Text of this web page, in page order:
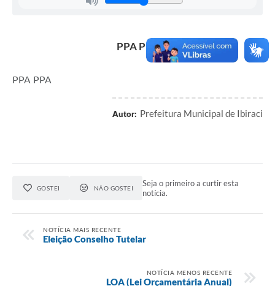
PPA PPA
PPA PPA
Autor: Prefeitura Municipal de Ibiraci
GOSTEI NÃO GOSTEI
Seja o primeiro a curtir esta
notícia.
NOTÍCIA MAIS RECENTE
Eleição Conselho Tutelar
NOTÍCIA MENOS RECENTE
LOA (Lei Orçamentária Anual)